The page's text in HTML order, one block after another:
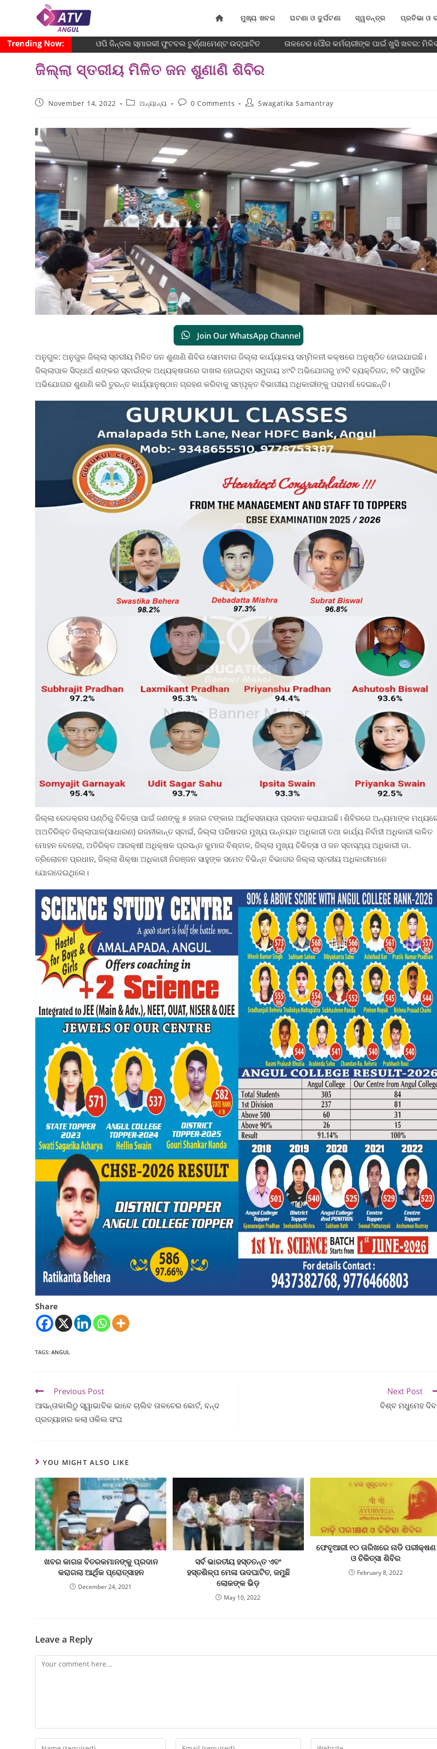
ମୁଖ୍ୟ ଖବର ଘଟଣା ଓ ଦୁର୍ଘଟଣା ସ୍ୱତନ୍ତ୍ର ପ୍ରତିଭା ଓ
Trending Now: ଓପି ଜିନ୍ଦଲ ସ୍ମାରକୀ ଫୁଟବଲ ଟୁର୍ଣ୍ଣାମେଣ୍ଟ ଉଦ୍ଘାଟିତ ତାଳଚେର ପୌର କର୍ମଚାରୀଙ୍କ ପାଇଁ ଖୁସି ଖବର:
ଜିଲ୍ଲା ସ୍ତରୀୟ ମିଳିତ ଜନ ଶୁଣାଣି ଶିବିର
November 14, 2022 ଅନ୍ୟାନ୍ୟ 0 Comments Swagatika Samantray
Join Our WhatsApp Channel
ଅନୁଗୁଳ: ଅନୁଗୁଳ ଜିଲ୍ଲା ସ୍ତରୀୟ ମିଳିତ ଜନ ଶୁଣାଣି ଶିବିର ସୋମବାର ଜିଲ୍ଲା କାର୍ଯ୍ୟାଳୟ ସମ୍ମିଳନୀ କକ୍ଷରେ ଅନୁଷ୍ଠିତ ହୋଇଯାଇଛି।
ଜିଲ୍ଲାପାଳ ସିଦ୍ଧାର୍ଥ ଶଙ୍କର ସ୍ବାଇଁଙ୍କ ଅଧ୍ୟକ୍ଷତାରେ ଦାଖଲ ହୋଇଥିବା ସମୁଦାୟ ୪୯ଟି ଅଭିଯୋଗରୁ ୪୨ଟି ବ୍ୟକ୍ତିଗତ, ୭ଟି ସାମୁହିକ
ଅଭିଯୋଗର ଶୁଣାଣି କରି ତୁରନ୍ତ କାର୍ଯ୍ୟାନୁଷ୍ଠାନ ଗ୍ରହଣ କରିବାକୁ ସମ୍ପୃକ୍ତ ବିଭାଗୀୟ ଅଧିକାରୀଙ୍କୁ ପରାମର୍ଶ ଦେଇଛନ୍ତି।
ଜିଲ୍ଲା ରେଡକ୍ରସ ପଣ୍ଠିରୁ ଚିକିତ୍ସା ପାଇଁ ଜଣଙ୍କୁ ୫ ହଜାର ଟଙ୍କାର ଆର୍ଥିକସହାୟତା ପ୍ରଦାନ କରାଯାଇଛି। ଶିବିରରେ ଅନ୍ୟମାଙ୍କ
ଅଅତିରିକ୍ତ ଜିଲ୍ଲାପାଳ(ସାଧାରଣ) ରଜନୀକାନ୍ତ ସ୍ବାଇଁ, ଜିଲ୍ଲା ପରିଷଦର ମୁଖ୍ୟ ଉନ୍ନୟନ ଅଧିକାରୀ ତଥା କାର୍ଯ୍ୟ ନିର୍ବାହୀ ଅଧିକାରୀ ଲଳିତ
ମୋହନ ବେହେରା, ଅତିରିକ୍ତ ଆରକ୍ଷୀ ଅଧିକ୍ଷକ ପ୍ରସନ୍ନ କୁମାର ବିଶ୍ବାଳ, ଜିଲ୍ଲା ମୁଖ୍ୟ ଚିକିତ୍ସା ଓ ଜନ ସ୍ବାସ୍ଥ୍ୟ ଅଧିକାରୀ ଡା.
ତ୍ରିଲୋଚନ ପ୍ରଧାନ, ଜିଲ୍ଲା ଶିକ୍ଷା ଅଧିକାରୀ ନିରଞ୍ଜନ ସାହୁଙ୍କ ସମେତ ବିଭିନ୍ନ ବିଭାଗର ଜିଲ୍ଲା ସ୍ତରୀୟ ଅଧିକାରୀମାନେ
ଯୋଗଦେଇଥିଲେ।
Share
TAGS: ANGUL
Previous Post
ଆସନ୍ତାକାଲିଠୁ ସ୍ୱାଭାବିକ ଭାବେ ଚାଲିବ ତାଳଚେର କୋର୍ଟ, ବନ୍ଦ
ପ୍ରତ୍ୟାହାର କଲା ଓକିଲ ସଂଘ
Next Post
ବିଶ୍ବ ମଧୁମେହ
YOU MIGHT ALSO LIKE
ଖବର କାଗଜ ବିତରକମାନଙ୍କୁ ପ୍ରଦାନ
କରାଗଲା ଆର୍ଥିକ ପ୍ରୋତ୍ସାହନ
December 24, 2021
ସର୍ବ ଭାରତୀୟ ହସ୍ତତନ୍ତ ଏବଂ
ହସ୍ତଶିଳ୍ପ ମେଳା ଉଦଘାଟିତ, ଜମୁଛି
ଲୋକଙ୍କ ଭିଡ଼
May 10, 2022
ଫେବୃଆରୀ ୧୦ ତାରିଖରେ ନାଡି ପରୀକ୍ଷଣ
ଓ ଚିକିତ୍ସା ଶିବିର
February 8, 2022
Leave a Reply